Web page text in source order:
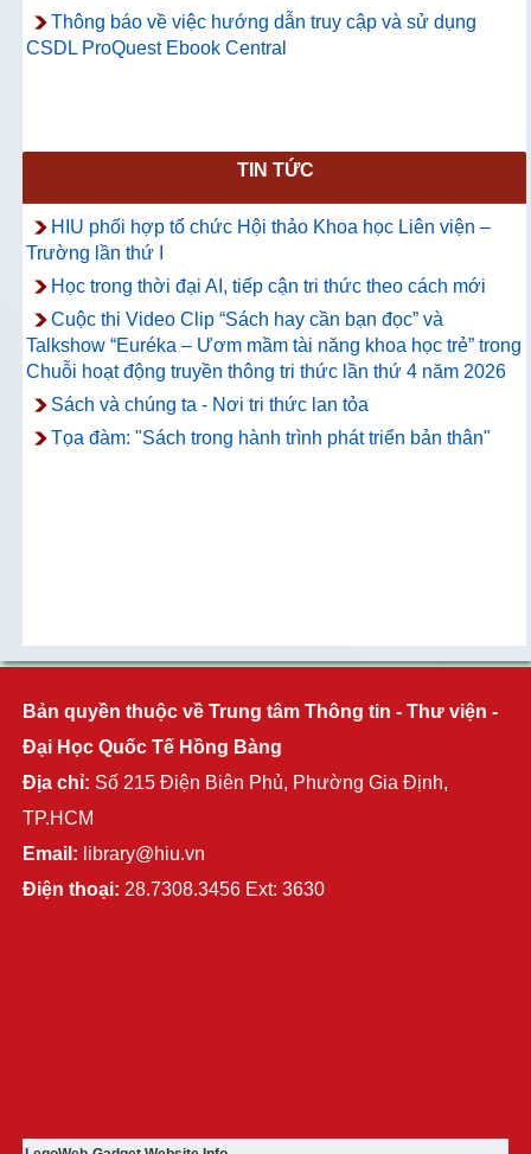
Thông báo về việc hướng dẫn truy cập và sử dụng
CSDL ProQuest Ebook Central
TIN TỨC
HIU phối hợp tổ chức Hội thảo Khoa học Liên viện –
Trường lần thứ I
Học trong thời đại AI, tiếp cận tri thức theo cách mới
Cuộc thi Video Clip “Sách hay cần bạn đọc” và
Talkshow “Euréka – Ươm mầm tài năng khoa học trẻ” trong
Chuỗi hoạt động truyền thông tri thức lần thứ 4 năm 2026
Sách và chúng ta - Nơi tri thức lan tỏa
Tọa đàm: "Sách trong hành trình phát triển bản thân"
Bản quyền thuộc về Trung tâm Thông tin - Thư viện -
Đại Học Quốc Tế Hồng Bàng
Địa chỉ: Số 215 Điện Biên Phủ, Phường Gia Định,
TP.HCM
Email: library@hiu.vn
Điện thoại: 28.7308.3456 Ext: 3630